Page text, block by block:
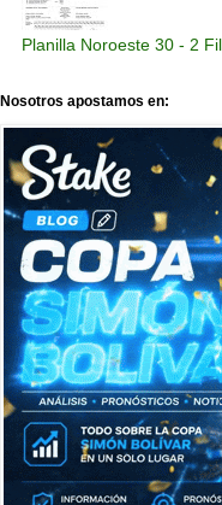
Planilla Noroeste 30 - 2
Nosotros apostamos en: